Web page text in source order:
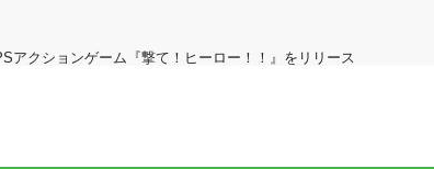
アクションゲーム『撃て！ヒーロー！！』をリリース